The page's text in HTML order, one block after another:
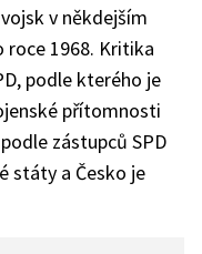
v někdejším
roce 1968. Kritika
podle kterého je
přítomnosti
zástupců SPD
státy a Česko je